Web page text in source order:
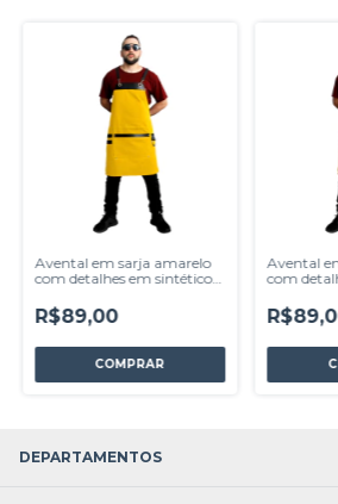
Avental em sarja amarelo
com detalhes em sintético-
R$89,00
Avental
com
DEPARTAMENTOS